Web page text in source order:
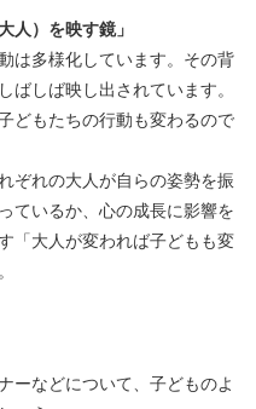
人）を映す鏡」
は多様化しています。その背
ばしば映し出されています。
どもたちの行動も変わるので
ぞれの大人が自らの姿勢を振
ているか、心の成長に影響を
「大人が変われば子どもも変
ーなどについて、子どものよ